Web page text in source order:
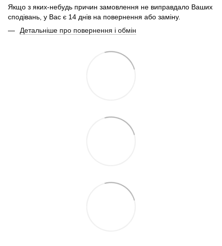
Якщо з яких-небудь причин замовлення не виправдало Ваших
сподівань, у Вас є 14 днів на повернення або заміну.
Детальніше про повернення і обмін